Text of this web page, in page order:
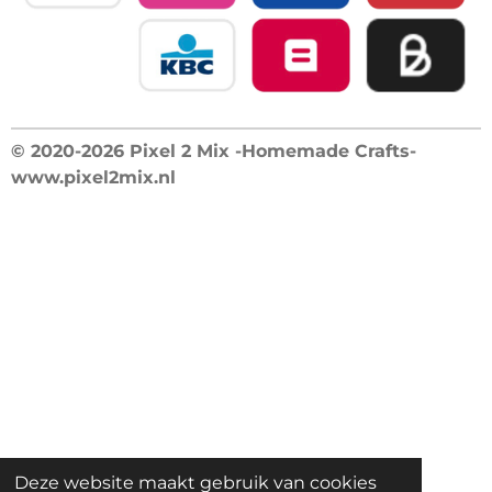
Deze website maakt gebruik van cookies
© 2020-2026 Pixel 2 Mix -Homemade Crafts-
www.pixel2mix.nl